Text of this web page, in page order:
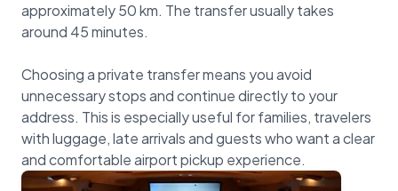
approximately 50 km. The transfer usually takes
around 45 minutes.
Choosing a private transfer means you avoid
unnecessary stops and continue directly to your
address. This is especially useful for families, travelers
with luggage, late arrivals and guests who want a clear